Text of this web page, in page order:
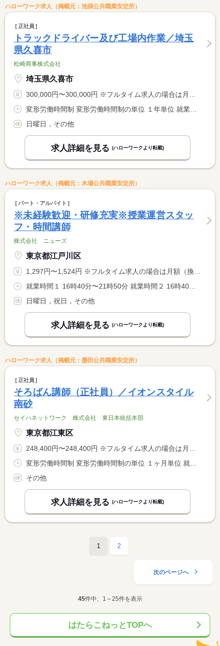
ハローワーク求人（掲載元：池袋公共職業安定所）
正社員
トラックドライバー及び工場内作業／埼玉
県久喜市
松崎商事株式会社
埼玉県久喜市
300,000円〜300,000円 ※フルタイム求人の場合は月額（換算額）、パート求人の場合は時間額を表示しています。
日曜日，その他
求人詳細を見る (ハローワークより転載)
ハローワーク求人（掲載元：木場公共職業安定所）
パート・アルバイト
※未経験歓迎・研修充実※授業運営スタッ
フ・時間講師
株式会社 ニューズ
東京都江戸川区
1,297円〜1,524円 ※フルタイム求人の場合は月額（換算額）、パート求人の場合は時間額を表示しています。
日曜日，祝日，その他
求人詳細を見る (ハローワークより転載)
ハローワーク求人（掲載元：墨田公共職業安定所）
正社員
そろばん講師（正社員）／イオンスタイル
南砂
セイハネットワーク 株式会社 東日本統括本部
東京都江東区
248,400円〜248,400円 ※フルタイム求人の場合は月額（換算額）、パート求人の場合は時間額を表示しています。
その他
求人詳細を見る (ハローワークより転載)
1 2
次のページへ
45件中、1～25件を表示
はたらこねっとTOPへ